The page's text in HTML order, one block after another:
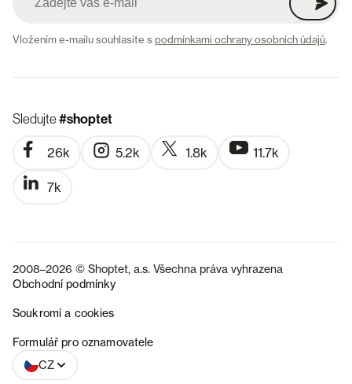
Vložením e-mailu souhlasíte spodmínkami ochrany osobních údajů.
Sledujte#shoptet
26k 5.2k 1.8k 11.7k
7k
2008–2026 © Shoptet, a.s. Všechna práva vyhrazena
Obchodní podmínky
Soukromí a cookies
Formulář pro oznamovatele
CZ